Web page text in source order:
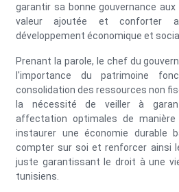
garantir sa bonne gouvernance
valeur ajoutée et conforter
développement économique et social.
Prenant la parole, le chef du
l'importance du patrimoine
consolidation des ressources non
la nécessité de veiller à
affectation optimales de
instaurer une économie durable
compter sur soi et renforcer ainsi
juste garantissant le droit à une
tunisiens.